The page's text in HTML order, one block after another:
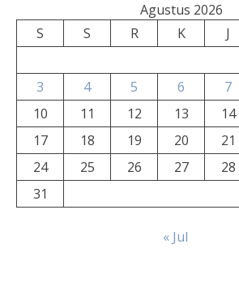
Agustus 2026
S
S R K J
3
4 5 6 7
10
11 12 13 14
17
18 19 20 21
24
25 26 27 28
31
« Jul